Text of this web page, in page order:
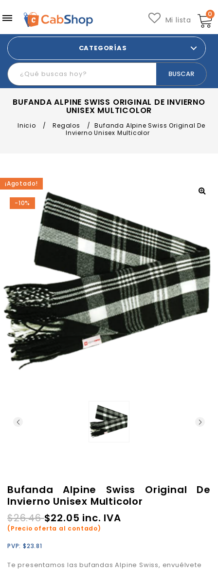
0
Mi lista
CATEGORÍAS
BUFANDA ALPINE SWISS ORIGINAL DE INVIERNO
UNISEX MULTICOLOR
Inicio / Regalos /
Bufanda Alpine Swiss Original De
Invierno Unisex Multicolor
-10%
¡Agotado!
Bufanda Alpine Swiss Original De
Invierno Unisex Multicolor
$26.46$22.05 inc. IVA
(Precio oferta al contado)
PVP: $23.81
Te presentamos las bufandas Alpine Swiss, envuélvete